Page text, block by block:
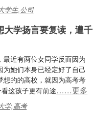
学生,公司
大学扬言要复读，遭千
近有两位女同学反而因为
她们本身已经定好了自己
的的高校，就因为高考考
这孩子更有前途……更多
学,高考